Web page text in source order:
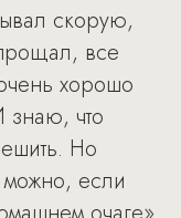
скорую,
все
хорошо
знаю, что
Но
если